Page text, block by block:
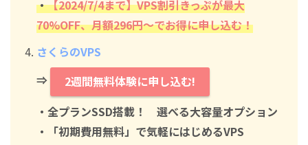
・【2024/7/4まで】VPS割引きっぷが最大
70%OFF、月額296円～でお得に申し込む！
さくらのVPS
⇒
2週間無料体験に申し込む!
・全プランSSD搭載！ 選べる大容量オプション
・「初期費用無料」で気軽にはじめるVPS